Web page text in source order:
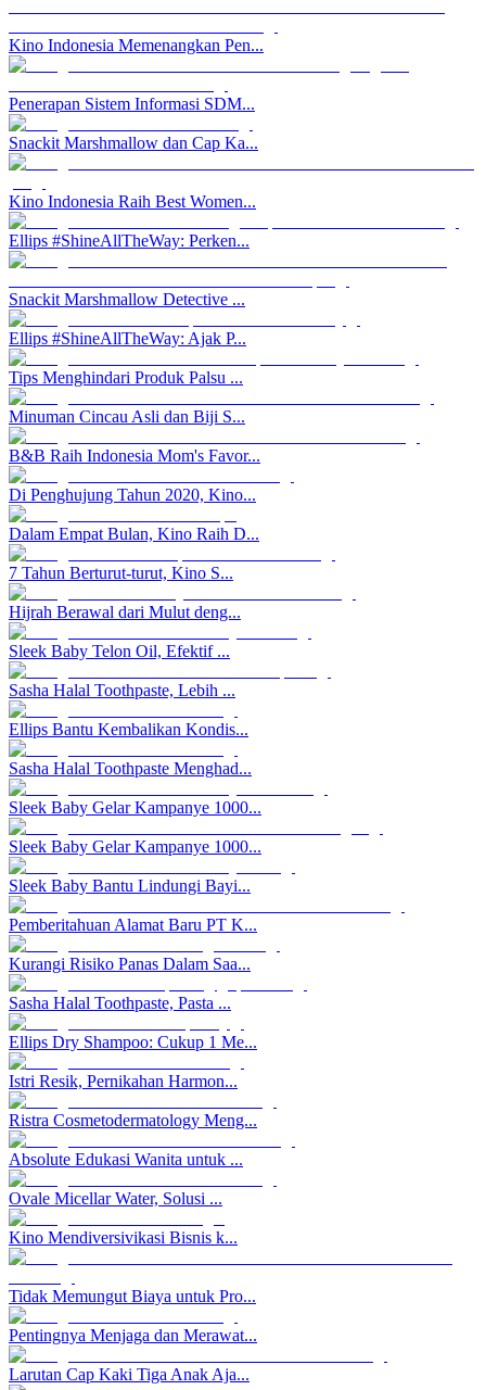
Kino Indonesia Memenangkan Pen...
Penerapan Sistem Informasi SDM...
Snackit Marshmallow dan Cap Ka...
Kino Indonesia Raih Best Women...
Ellips #ShineAllTheWay: Perken...
Snackit Marshmallow Detective ...
Ellips #ShineAllTheWay: Ajak P...
Tips Menghindari Produk Palsu ...
Minuman Cincau Asli dan Biji S...
B&B Raih Indonesia Mom's Favor...
Di Penghujung Tahun 2020, Kino...
Dalam Empat Bulan, Kino Raih D...
7 Tahun Berturut-turut, Kino S...
Hijrah Berawal dari Mulut deng...
Sleek Baby Telon Oil, Efektif ...
Sasha Halal Toothpaste, Lebih ...
Ellips Bantu Kembalikan Kondis...
Sasha Halal Toothpaste Menghad...
Sleek Baby Gelar Kampanye 1000...
Sleek Baby Gelar Kampanye 1000...
Sleek Baby Bantu Lindungi Bayi...
Pemberitahuan Alamat Baru PT K...
Kurangi Risiko Panas Dalam Saa...
Sasha Halal Toothpaste, Pasta ...
Ellips Dry Shampoo: Cukup 1 Me...
Istri Resik, Pernikahan Harmon...
Ristra Cosmetodermatology Meng...
Absolute Edukasi Wanita untuk ...
Ovale Micellar Water, Solusi ...
Kino Mendiversivikasi Bisnis k...
Tidak Memungut Biaya untuk Pro...
Pentingnya Menjaga dan Merawat...
Larutan Cap Kaki Tiga Anak Aja...